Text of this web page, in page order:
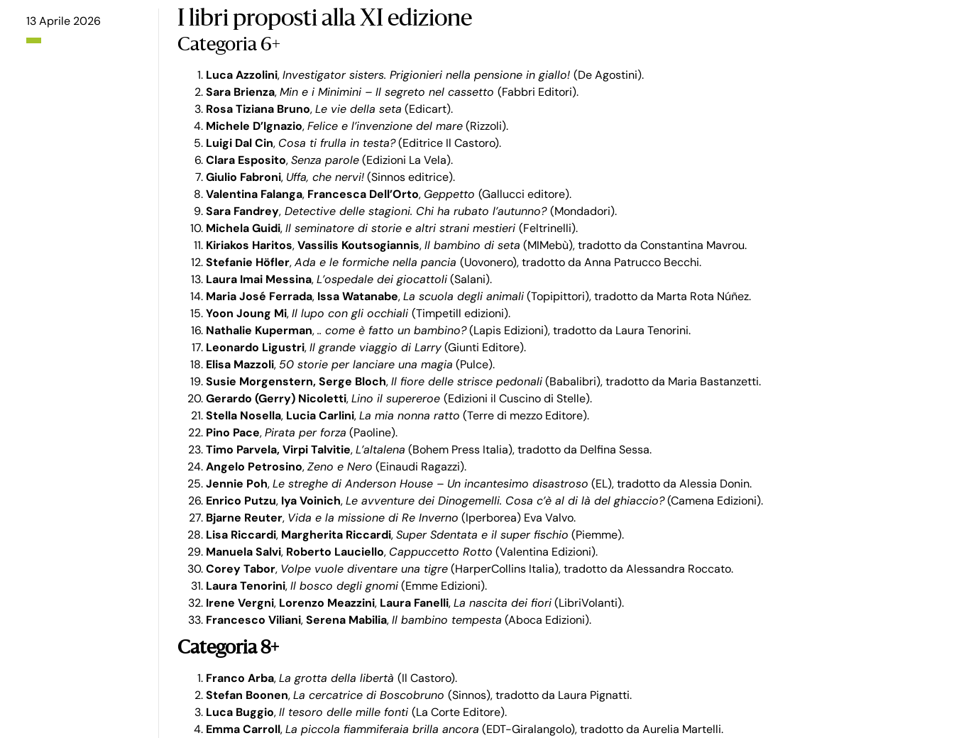
13 Aprile 2026 I libri proposti alla XI edizione
Categoria 6+
Luca Azzolini,Investigator sisters. Prigionieri nella pensione in giallo! (De Agostini).
Sara Brienza,Min e i Minimini – Il segreto nel cassetto (Fabbri Editori).
Rosa Tiziana Bruno,Le vie della seta (Edicart).
Michele D’Ignazio,Felice e l’invenzione del mare(Rizzoli).
Luigi Dal Cin, Cosa ti frulla in testa?(Editrice Il Castoro).
Clara Esposito,Senza parole(Edizioni La Vela).
Giulio Fabroni, Uffa, che nervi!(Sinnos editrice).
Valentina Falanga, Francesca Dell’Orto, Geppetto (Gallucci editore).
Sara Fandrey,Detective delle stagioni. Chi ha rubato l’autunno?(Mondadori).
Michela Guidi,Il seminatore di storie e altri strani mestieri (Feltrinelli).
Kiriakos Haritos,Vassilis Koutsogiannis,Il bambino di seta (MIMebù), tradotto da Constantina Mavrou.
Stefanie Höfler,Ada e le formiche nella pancia (Uovonero), tradotto da Anna Patrucco Becchi.
Laura Imai Messina,L’ospedale dei giocattoli(Salani).
Maria José Ferrada, Issa Watanabe,La scuola degli animali(Topipittori), tradotto da Marta Rota Núñez.
Yoon Joung Mi,Il lupo con gli occhiali (Timpetill edizioni).
Nathalie Kuperman,.. come è fatto un bambino?(Lapis Edizioni), tradotto da Laura Tenorini.
Leonardo Ligustri,Il grande viaggio di Larry(Giunti Editore).
Elisa Mazzoli, 50 storie per lanciare una magia (Pulce).
Susie Morgenstern, Serge Bloch,Il fiore delle strisce pedonali(Babalibri), tradotto da Maria Bastanzetti.
Gerardo (Gerry) Nicoletti,Lino il supereroe (Edizioni il Cuscino di Stelle).
Stella Nosella, Lucia Carlini,La mia nonna ratto (Terre di mezzo Editore).
Pino Pace,Pirata per forza (Paoline).
Timo Parvela, Virpi Talvitie,L’altalena (Bohem Press Italia), tradotto da Delfina Sessa.
Angelo Petrosino,Zeno e Nero (Einaudi Ragazzi).
Jennie Poh,Le streghe di Anderson House – Un incantesimo disastroso (EL), tradotto da Alessia Donin.
Enrico Putzu, Iya Voinich,Le avventure dei Dinogemelli. Cosa c’è al di là del ghiaccio?(Camena Edizioni).
Bjarne Reuter, Vida e la missione di Re Inverno (Iperborea) Eva Valvo.
Lisa Riccardi, Margherita Riccardi,Super Sdentata e il super fischio (Piemme).
Manuela Salvi, Roberto Lauciello, Cappuccetto Rotto (Valentina Edizioni).
Corey Tabor, Volpe vuole diventare una tigre(HarperCollins Italia), tradotto da Alessandra Roccato.
Laura Tenorini,Il bosco degli gnomi(Emme Edizioni).
Irene Vergni, Lorenzo Meazzini, Laura Fanelli,La nascita dei fiori(LibriVolanti).
Francesco Viliani,Serena Mabilia,Il bambino tempesta (Aboca Edizioni).
Categoria 8+
Franco Arba,La grotta della libertà (Il Castoro).
Stefan Boonen,La cercatrice di Boscobruno (Sinnos), tradotto da Laura Pignatti.
Luca Buggio,Il tesoro delle mille fonti (La Corte Editore).
Emma Carroll,La piccola fiammiferaia brilla ancora (EDT-Giralangolo), tradotto da Aurelia Martelli.